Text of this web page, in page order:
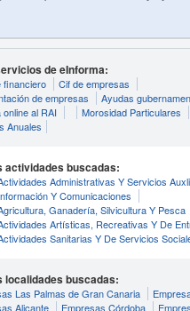
de eInforma:
financiero
Cif de empresas
de empresas
Ayudas
al RAI
Morosidad Particulares
Anuales
actividades buscadas:
Administrativas Y Servicios
Y Comunicaciones
Ganadería, Silvicultura Y Pesca
Artísticas, Recreativas Y De
Sanitarias Y De Servicios
localidades buscadas:
Las Palmas de Gran Canaria
Alicante
Empresas Córdoba